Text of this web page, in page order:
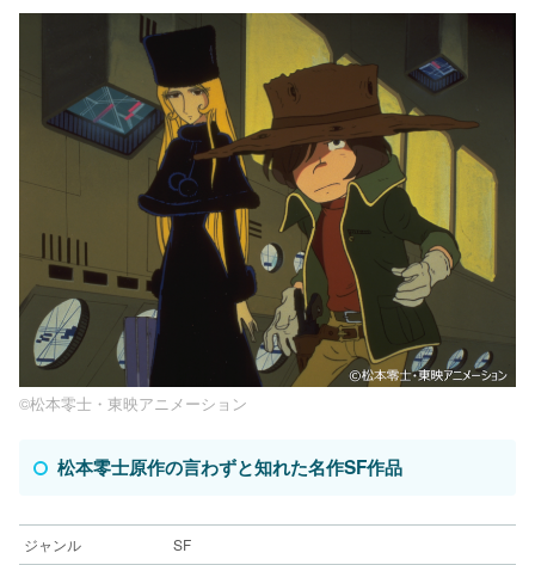
13.『めぞん一刻』 1986年〜1988年
『ドラゴンボール』 1986年〜1989年
15.『シティーハンター』 1987年〜1988年
『らんま1/2』 1989年〜1992年
『魔神英雄伝ワタル』 1988年〜1989年
『忍たま乱太郎』
在
『ジャングルの王者ターちゃ
ん』
1993年〜1994年
『ママレード・ボーイ』 1994年〜1995年
24. 『魔法陣グルグル』 1994年〜1995年
25.『魔法騎士レイアース』 1994年〜1995年
26.『NINKU 忍空』 1995年〜1996年
27.『ぼのぼの』
28.『ふしぎ遊戯』 1995年〜1996年
29.『新世紀エヴァンゲリオン』 1995年〜1996年
『こどものおもちゃ』
『セクシーコマンドー外伝 す
ごいよ‼マサルさん』
1998年
『さくらももこ劇場 コジコ
1997年〜1999年
『夢のクレヨン王国』 1997年〜1999年
38.『アリスSOS』 1998年〜1999年
39.『おじゃる丸』
1998年〜2023年現
在
40. 『GTO』
『YAWARA!』
『おジャ魔女どれみ』 1999年〜2000年
『デジモンアドベンチャー』
1999年〜2000年
『遊☆戯☆王 デュエルモンス
1998年
48.『カードキャプターさくら』 1998年〜1999年
49.『SLAM DUNK』 1993年〜1996年
『わがまま☆フェアリー ミル
2002年〜2003年
『ヒカルの碁』 2001年〜2003年
『コレクター・ユイ』
1999年〜2000年
『ジャングルはいつもハレの
ちグゥ』
2001年
57.『フルーツバスケット』 2001年
58.『シャーマンキング』 2001年〜2002年
59.『金色のガッシュベル!!』
60.『鋼の錬金術師』 2003年〜2004年
©️松本零士・東映アニメーション
松本零士原作の言わずと知れた名作SF作品
ジャンル
SF